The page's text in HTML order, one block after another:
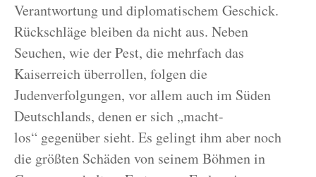
Verantwortung und diplomatischem Geschick.
Rückschläge bleiben da nicht aus. Neben
Seuchen, wie der Pest, die mehrfach das
Kaiserreich überrollen, folgen die
Judenverfolgungen, vor allem auch im Süden
Deutschlands, denen er sich „macht-
los“ gegenüber sieht. Es gelingt ihm aber noch
die größten Schäden von seinem Böhmen in